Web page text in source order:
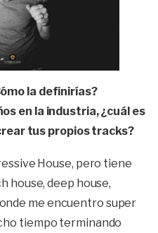
la definirías?
en la industria, ¿cuál es
tus propios tracks?
House, pero tiene
house, deep house,
me encuentro super
tiempo terminando